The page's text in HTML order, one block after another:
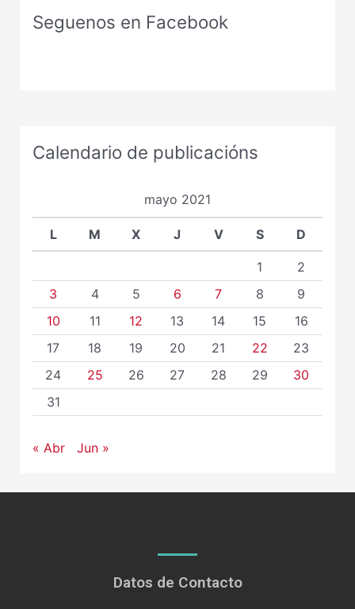
Seguenos en Facebook
Calendario de publicacións
mayo 2021
L M X J V S D
1
2
3
4 5 6 7 8
9
10
11 12 13 14 15
16
17
18 19 20 21 22
23
24
25 26 27 28 29
30
31
« Abr Jun »
Datos de Contacto